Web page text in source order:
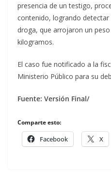
presencia de un testigo,
contenido, logrando detectar
droga, que arrojaron un
kilogramos.
El caso fue notificado a la
Ministerio Público para su
Fuente: Versión Final/
Comparte esto:
Facebook X